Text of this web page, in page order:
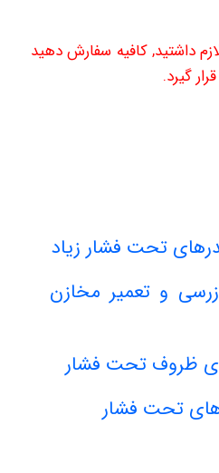
داشتید, کافیه سفارش دهید
گیرد.
تحت فشار زیاد
و تعمیر مخازن
ظروف تحت فشار
تحت فشار